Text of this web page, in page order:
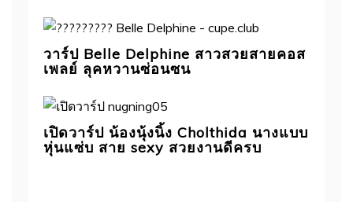
วาร์ป Belle Delphine สาวสวยสายคอส
เพลย์ ลุคหวานซ่อนซน
เปิดวาร์ป น้องนุ้งนิ้ง Cholthida นางแบบ
หุ่นแซ่บ สาย sexy สวยงานดีครบ